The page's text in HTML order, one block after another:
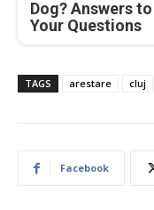
Dog? Answers to
Your Questions
TAGS arestare cluj
Facebook